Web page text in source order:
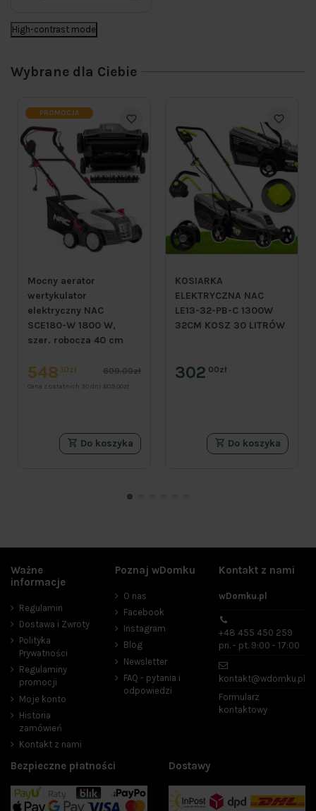
High-contrast mode
Wybrane dla Ciebie
PROMOCJA
Mocny aerator
wertykulator
elektryczny NAC
SCE180-W 1800 W,
szer. robocza 40 cm
548 10zł 609.00zł
Cena z ostatnich 30 dni: 609.00zł
Do koszyka
KOSIARKA
ELEKTRYCZNA NAC
LE13-32-PB-C 1300W
32CM KOSZ 30 LITRÓW
302 00zł
Do koszyka
Cena
zł
elektryczne sieciowe
spalinowe
Moc silnika (W)
Ważne
informacje
Regulamin
Dostawa i Zwroty
Polityka
Prywatności
Regulaminy
promocji
Moje konto
Historia
zamówień
Kontakt z nami
Poznaj wDomku
O nas
Facebook
Instagram
Blog
Newsletter
FAQ - pytania i
odpowiedzi
Kontakt z nami
wDomku.pl
+48 455 450 259
pn. - pt. 9:00 - 17:00
kontakt@wdomku.pl
Formularz
kontaktowy
Bezpieczne płatności Dostawy